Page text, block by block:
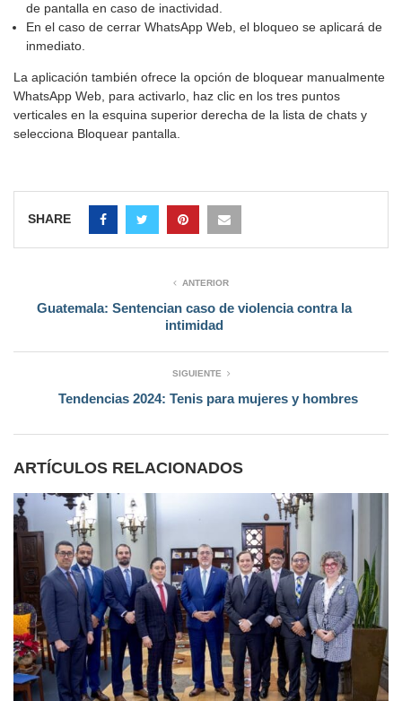
de pantalla en caso de inactividad.
En el caso de cerrar WhatsApp Web, el bloqueo se aplicará de
inmediato.
La aplicación también ofrece la opción de bloquear manualmente
WhatsApp Web, para activarlo, haz clic en los tres puntos
verticales en la esquina superior derecha de la lista de chats y
selecciona Bloquear pantalla.
SHARE
ANTERIOR
Guatemala: Sentencian caso de violencia contra la
intimidad
SIGUIENTE
Tendencias 2024: Tenis para mujeres y hombres
ARTÍCULOS RELACIONADOS